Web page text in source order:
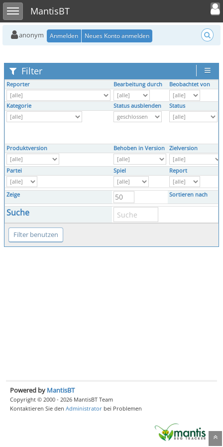
Toggle sidebarMantisBT
Toggle
anonym Anmelden Neues Konto anmelden
Filter
Reporter Bearbeitung durch Beobachtet von
Kategorie Status ausblenden Status
Produktversion Behoben in Version Zielversion
Partei Spiel Report
Zeige Sortieren nach
Suche
Powered by MantisBT
Copyright © 2000 - 2026 MantisBT Team
Kontaktieren Sie den Administrator bei Problemen